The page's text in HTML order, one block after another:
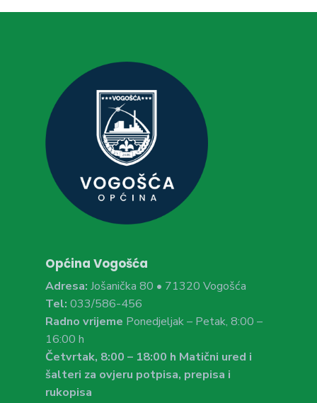
Općina Vogošća
Adresa: Jošanička 80 • 71320 Vogošća
Tel: 033/586-456
Radno vrijeme Ponedjeljak – Petak, 8:00 –
16:00 h
Četvrtak, 8:00 – 18:00 h Matični ured i
šalteri za ovjeru potpisa, prepisa i
rukopisa